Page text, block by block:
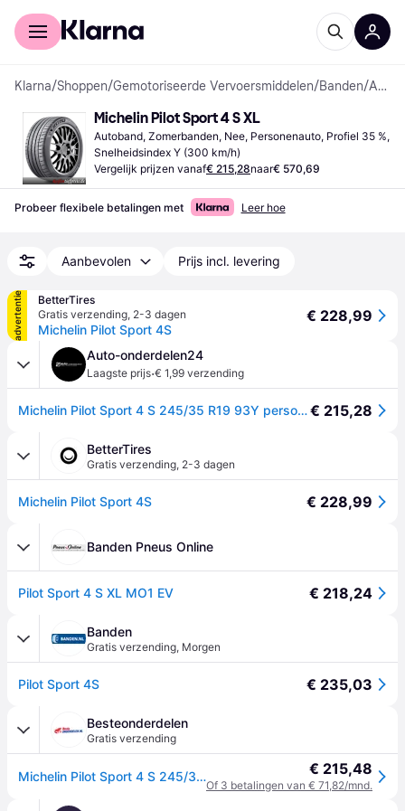
Voor shoppers
Klarna/Shoppen/Gemotoriseerde Vervoersmiddelen/Banden/ Autobanden
Michelin Pilot Sport 4 S XL
Autoband, Zomerbanden, Nee, Personenauto, Profiel 35 %,
Snelheidsindex Y (300 km/h)
Vergelijk prijzen vanaf€ 215,28naar€ 570,69
Probeer flexibele betalingen met Leer hoe
Aanbevolen Prijs incl. levering
advertentie
BetterTires
Gratis verzending, 2-3 dagen
Michelin Pilot Sport 4S
€ 228,99
Auto-onderdelen24
Laagste prijs·€ 1,99 verzending
Michelin Pilot Sport 4 S 245/35 R19 93Y personenwagen Zomerbanden Banden 015422€ 215,28
BetterTires
Gratis verzending, 2-3 dagen
Michelin Pilot Sport 4S € 228,99
Banden Pneus Online
Pilot Sport 4 S XL MO1 EV € 218,24
Banden
Gratis verzending, Morgen
Pilot Sport 4S € 235,03
Besteonderdelen
Gratis verzending
Michelin Pilot Sport 4 S 245/35 R19 93Y personenwagen Zomerbanden Banden 015422 € 215,48
Of 3 betalingen van € 71,82/mnd.